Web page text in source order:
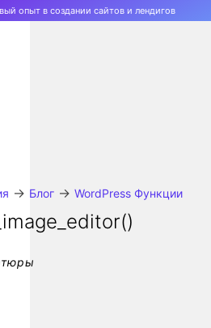
опыт в создании сайтов и лендигов
→ Блог→ WordPress Функции